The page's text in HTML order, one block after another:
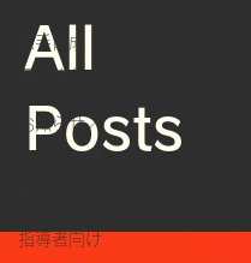
選手育成・
個人強化
お知らせ／
指導者向け
All
Posts